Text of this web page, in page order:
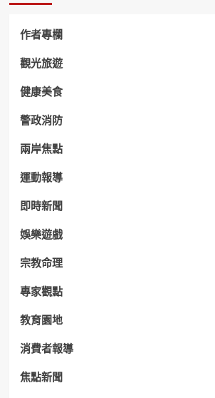
作者專欄
觀光旅遊
健康美食
警政消防
兩岸焦點
運動報導
即時新聞
娛樂遊戲
宗教命理
專家觀點
教育園地
消費者報導
焦點新聞